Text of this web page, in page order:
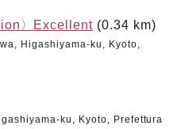
〉Excellent (0.34 km)
Higashiyama-ku, Kyoto,
ku, Kyoto, Prefettura